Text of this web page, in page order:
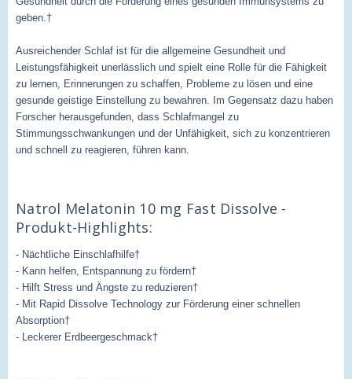
geben.†
Ausreichender Schlaf ist für die allgemeine Gesundheit und
Leistungsfähigkeit unerlässlich und spielt eine Rolle für die Fähigkeit
zu lernen, Erinnerungen zu schaffen, Probleme zu lösen und eine
gesunde geistige Einstellung zu bewahren. Im Gegensatz dazu haben
Forscher herausgefunden, dass Schlafmangel zu
Stimmungsschwankungen und der Unfähigkeit, sich zu konzentrieren
und schnell zu reagieren, führen kann.
Natrol Melatonin 10 mg Fast Dissolve -
Produkt-Highlights:
- Nächtliche Einschlafhilfe†
- Kann helfen, Entspannung zu fördern†
- Hilft Stress und Ängste zu reduzieren†
- Mit Rapid Dissolve Technology zur Förderung einer schnellen
Absorption†
- Leckerer Erdbeergeschmack†